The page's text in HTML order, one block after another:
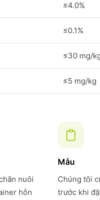
≤4.0%
≤0.1%
≤30 mg/
≤5 mg/kg
nuôi
hỗn
Mẫu
Chúng tôi
trước khi